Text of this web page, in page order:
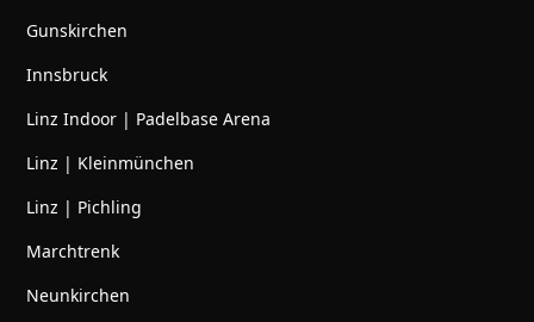
Gunskirchen
Innsbruck
Linz Indoor | Padelbase Arena
Linz | Kleinmünchen
Linz | Pichling
Marchtrenk
Neunkirchen